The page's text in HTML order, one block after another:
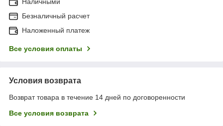
Безналичный расчет
Наложенный платеж
Все условия оплаты
Условия возврата
Возврат товара в течение 14 дней по договоренности
Все условия возврата